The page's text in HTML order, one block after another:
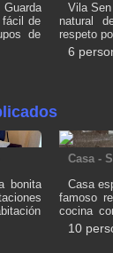
de
de
para
Vila
natural
respeto
de
disfrutar
piscina
pádel,
bbqs,
tiene
casa de
6
bonita
de
Casa -
Casa
famoso
cocina
,una
un baño
10